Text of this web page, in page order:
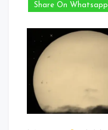
Share On Whatsapp